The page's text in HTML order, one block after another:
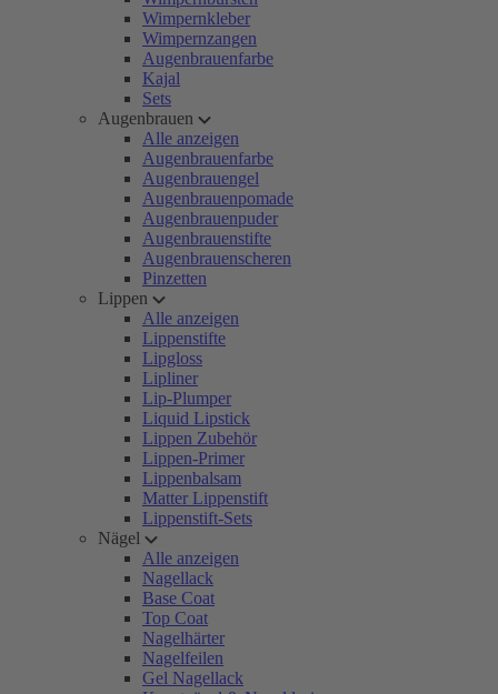
Wimpernkleber
Wimpernzangen
Augenbrauenfarbe
Kajal
Sets
Augenbrauen
Alle anzeigen
Augenbrauenfarbe
Augenbrauengel
Augenbrauenpomade
Augenbrauenpuder
Augenbrauenstifte
Augenbrauenscheren
Pinzetten
Lippen
Alle anzeigen
Lippenstifte
Lipgloss
Lipliner
Lip-Plumper
Liquid Lipstick
Lippen Zubehör
Lippen-Primer
Lippenbalsam
Matter Lippenstift
Lippenstift-Sets
Nägel
Alle anzeigen
Nagellack
Base Coat
Top Coat
Nagelhärter
Nagelfeilen
Gel Nagellack